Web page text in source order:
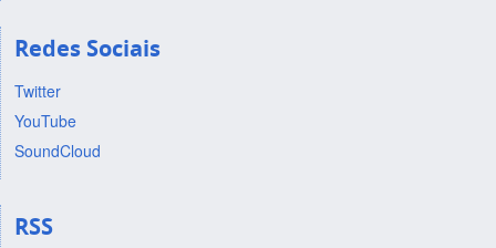
Redes Sociais
Twitter
YouTube
SoundCloud
RSS